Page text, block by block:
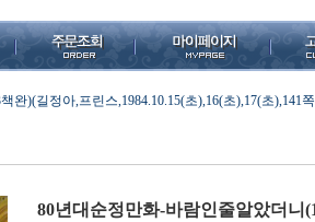
완)(길정아,프린스,1984.10.15(초),16(초),17(초),141
80년대순정만화-바람인줄알았더니